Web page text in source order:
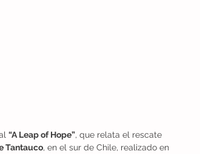
“A Leap of Hope”, que relata el rescate
Tantauco, en el sur de Chile, realizado en